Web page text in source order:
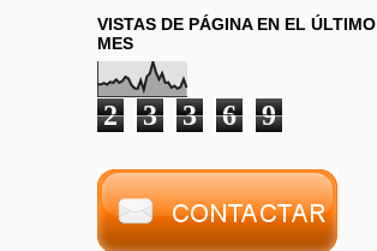
VISTAS DE PÁGINA EN EL ÚLTIMO
MES
2 3 3 6 9